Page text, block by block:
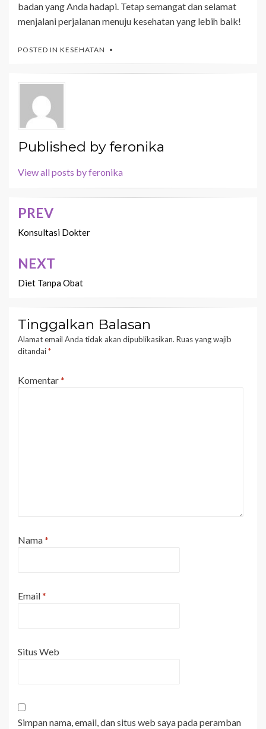
badan yang Anda hadapi. Tetap semangat dan selamat
menjalani perjalanan menuju kesehatan yang lebih baik!
POSTED IN KESEHATAN
Published byferonika
View all posts by feronika
Navigasi
pos
PREV
Konsultasi Dokter
NEXT
Diet Tanpa Obat
Tinggalkan Balasan
Alamat email Anda tidak akan dipublikasikan. Ruas yang wajib
ditandai*
Komentar*
Nama*
Email*
Situs Web
Simpan nama, email, dan situs web saya pada peramban